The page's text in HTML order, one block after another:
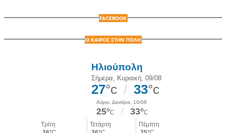
FACEBOOK
Ο ΚΑΙΡΟΣ ΣΤΗΝ ΠΟΛΗ